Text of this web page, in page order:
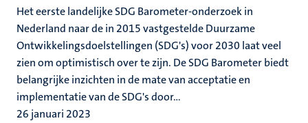
Het eerste landelijke SDG Barometer-onderzoek in
Nederland naar de in 2015 vastgestelde Duurzame
Ontwikkelingsdoelstellingen (SDG's) voor 2030 laat veel
zien om optimistisch over te zijn. De SDG Barometer biedt
belangrijke inzichten in de mate van acceptatie en
implementatie van de SDG's door...
26 januari 2023